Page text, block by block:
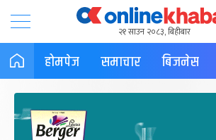
२१ साउन २०८३, बिहीबार
होमपेज समाचार बिजनेस